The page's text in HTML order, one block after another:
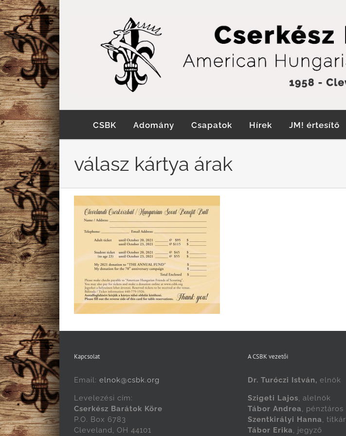
Kihagyás
CSBK Adomány Csapatok Hírek JM! értesítő
válasz kártya árak
Kapcsolat
Email: elnok@csbk.org
Levelezési cím:
Cserkész Barátok Köre
P.O. Box 6783
Cleveland, OH 44101
A CSBK vezetői
Dr. Turóczi István, elnök
Szigeti Lajos, alelnök
Tábor Andrea, pénztáros
Szentkirályi Hanna, titkár
Tábor Erika, jegyző